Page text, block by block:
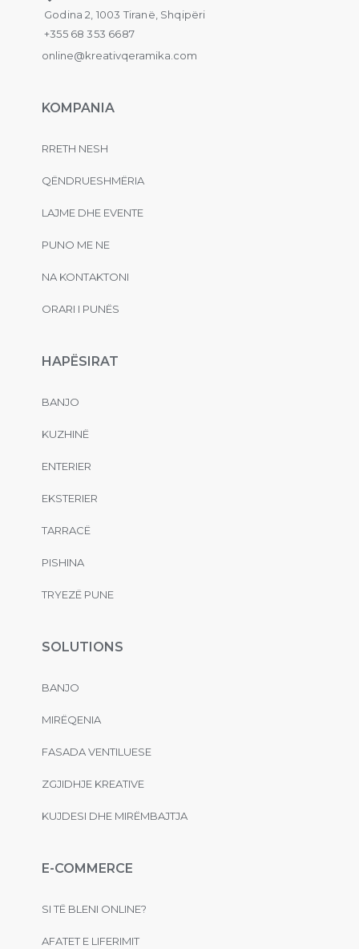
Godina 2, 1003 Tiranë, Shqipëri
+355 68 353 6687
online@kreativqeramika.com
KOMPANIA
RRETH NESH
QËNDRUESHMËRIA
LAJME DHE EVENTE
PUNO ME NE
NA KONTAKTONI
ORARI I PUNËS
HAPËSIRAT
BANJO
KUZHINË
ENTERIER
EKSTERIER
TARRACË
PISHINA
TRYEZË PUNE
SOLUTIONS
BANJO
MIRËQENIA
FASADA VENTILUESE
ZGJIDHJE KREATIVE
KUJDESI DHE MIRËMBAJTJA
E-COMMERCE
SI TË BLENI ONLINE?
AFATET E LIFERIMIT